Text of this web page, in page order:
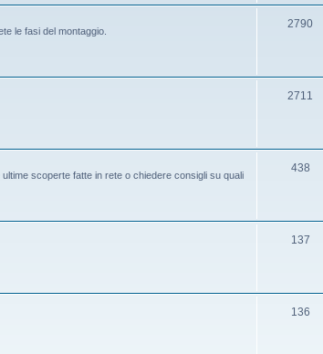
le fasi del montaggio.
2790
2711
scoperte fatte in rete o chiedere consigli su quali
438
137
136